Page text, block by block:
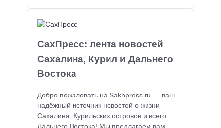
СахПресс: лента новостей
Сахалина, Курил и Дальнего
Востока
Добро пожаловать на Sakhpress.ru — ваш
надёжный источник новостей о жизни
Сахалина, Курильских островов и всего
Дальнего Востока! Мы предлагаем вам